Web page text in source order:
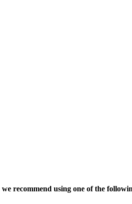
we recommend using one of the